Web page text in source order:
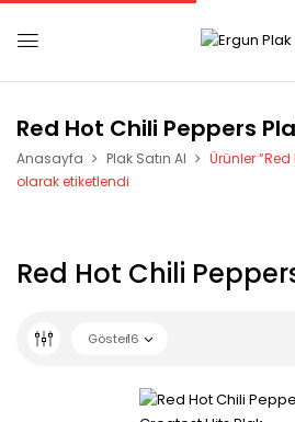
Red Hot Chili Peppers
Anasayfa Plak Satın Al
Ürünler “Red
olarak etiketlendi
Red Hot Chili
Göster16